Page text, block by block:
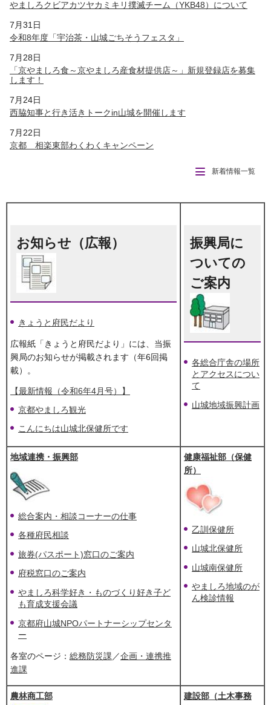
やましろクビアカツヤカミキリ撲滅チーム（YKB48）について
7月31日
令和8年度「宇治茶・山城ごちそうフェスタ」
7月28日
「京やましろ食～京やましろ産食材提供店～」新規登録店を募集
します！
7月24日
西脇知事と行き活きトークin山城を開催します
7月22日
京都 相楽東部わくわくキャンペーン
新着情報一覧
お知らせ（広報）
きょうと府民だより
広報紙「きょうと府民だより」には、当振
興局のお知らせが掲載されます（年6回掲
載）。
【最新情報（令和6年4月号）】
京都やましろ観光
こんにちは山城北保健所です
振興局に
ついての
ご案内
各総合庁舎の場所
とアクセスについ
て
山城地域振興計画
地域連携・振興部
総合案内・相談コーナーの仕事
各種府民相談
旅券(パスポート)窓口のご案内
府税窓口のご案内
やましろ科学好き・ものづくり好き子ど
も育成支援会議
京都府山城NPOパートナーシップセンタ
ー
各室のページ： 総務防災課 ／企画・連携推
進課
健康福祉部（保健
所）
乙訓保健所
山城北保健所
山城南保健所
やましろ地域のが
ん検診情報
農林商工部
建設部（土木事務